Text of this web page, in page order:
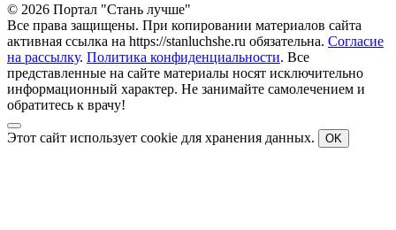
© 2026 Портал "Стань лучше"
Все права защищены. При копировании материалов сайта
активная ссылка на https://stanluchshe.ru обязательна. Согласие
на рассылку. Политика конфиденциальности. Все
представленные на сайте материалы носят исключительно
информационный характер. Не занимайте самолечением и
обратитесь к врачу!
Этот сайт использует cookie для хранения данных. OK